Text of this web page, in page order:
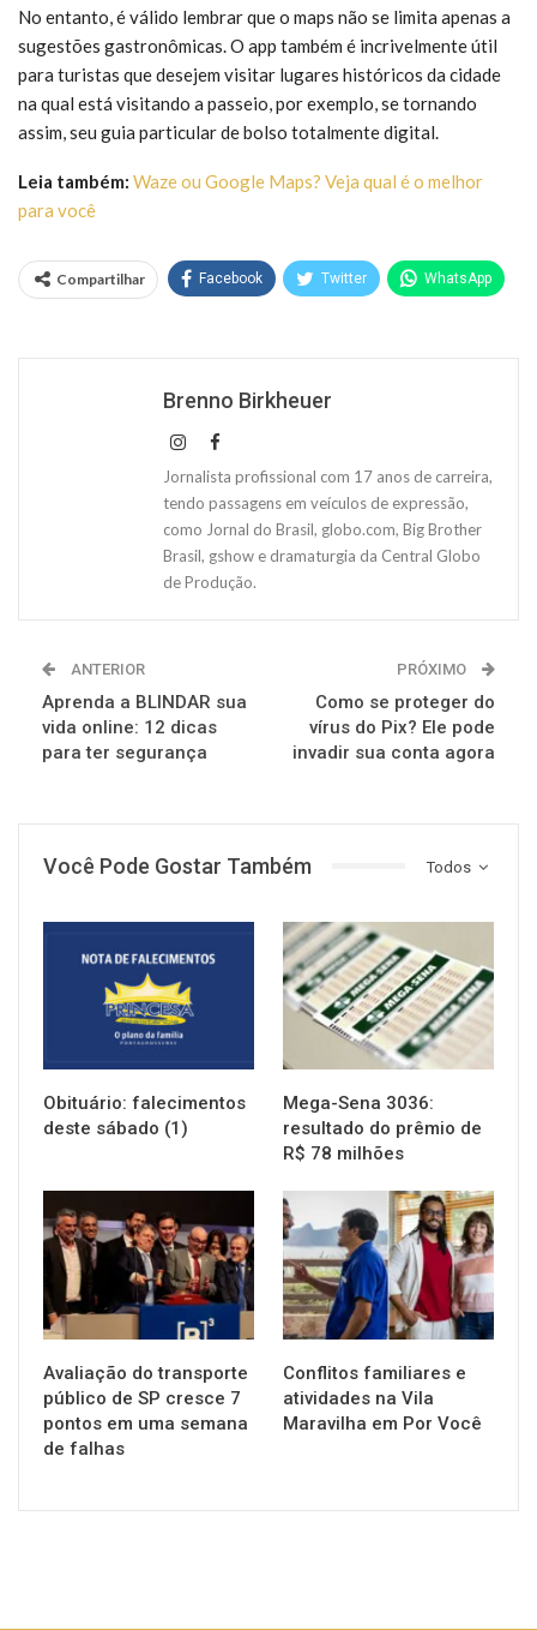
No entanto, é válido lembrar que o maps não se limita apenas a
sugestões gastronômicas. O app também é incrivelmente útil
para turistas que desejem visitar lugares históricos da cidade
na qual está visitando a passeio, por exemplo, se tornando
assim, seu guia particular de bolso totalmente digital.
Leia também: Waze ou Google Maps? Veja qual é o melhor
para você
Compartilhar Facebook Twitter WhatsApp
Brenno Birkheuer
Jornalista profissional com 17 anos de carreira,
tendo passagens em veículos de expressão,
como Jornal do Brasil, globo.com, Big Brother
Brasil, gshow e dramaturgia da Central Globo
de Produção.
ANTERIOR
Aprenda a BLINDAR sua
vida online: 12 dicas
para ter segurança
PRÓXIMO
Como se proteger do
vírus do Pix? Ele pode
invadir sua conta agora
Todos
Você Pode Gostar Também
Obituário: falecimentos
deste sábado (1)
NOTÍCIAS
Mega-Sena 3036:
resultado do prêmio de
R$ 78 milhões
NOTÍCIAS
Avaliação do transporte
público de SP cresce 7
pontos em uma semana
de falhas
NOTÍCIAS
Conflitos familiares e
atividades na Vila
Maravilha em Por Você